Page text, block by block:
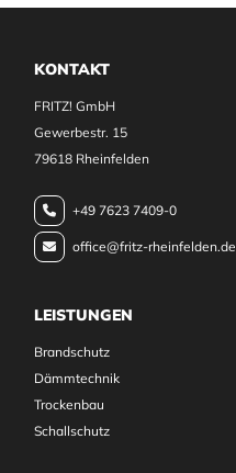
KONTAKT
FRITZ! GmbH
Gewerbestr. 15
79618 Rheinfelden
 +49 7623 7409-0
 office@fritz-rheinfelden.de
LEISTUNGEN
Brandschutz
Dämmtechnik
Trockenbau
Schallschutz